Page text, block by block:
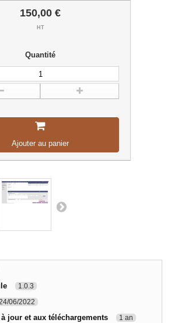
150,00 €
HT
Quantité
Ajouter au panier
1.0.3
06/2022
jour et aux téléchargements 1 an